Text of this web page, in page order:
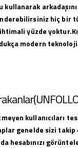
hiç bir
ihtimali yüzde
modern
kullanıcıları
genelde sizi takip
hesabınızı